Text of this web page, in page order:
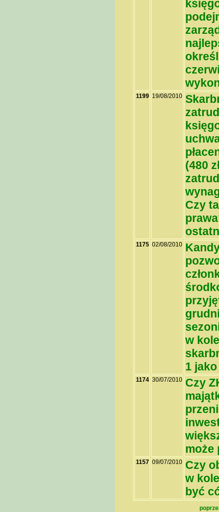
1199 19/08/2010
(480
Czy
1175 02/08/2010
w
1 jako
1174 30/07/2010 Czy
może
1157 09/07/2010 Czy
w
być